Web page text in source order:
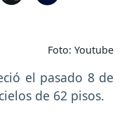
Foto: Youtube
el pasado 8 de
de 62 pisos.